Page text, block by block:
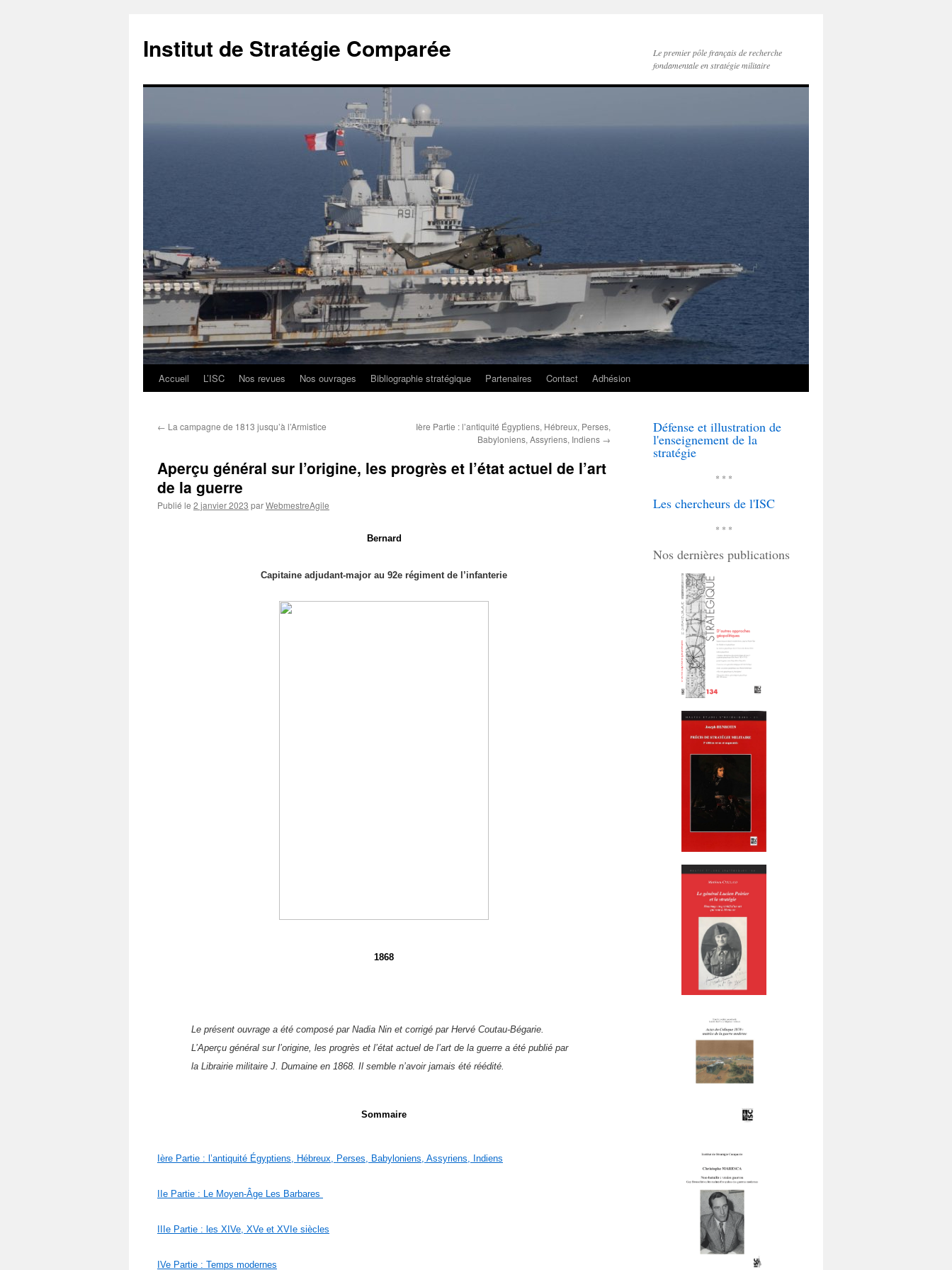
Institut de Stratégie Comparée
Le premier pôle français de recherche
fondamentale en stratégie militaire
Aller
contenu
Accueil L’ISC Nos revues Nos ouvrages Bibliographie stratégique Partenaires Contact Adhésion
← La campagne de 1813 jusqu’à l’Armistice
Ière Partie : l’antiquité Égyptiens, Hébreux, Perses,
Babyloniens, Assyriens, Indiens →
Aperçu général sur l’origine, les progrès et l’état actuel de l’art
de la guerre
Publié le 2 janvier 2023 parWebmestreAgile
Bernard
Capitaine adjudant-major au 92e régiment de l’infanterie
1868
Le présent ouvrage a été composé par Nadia Nin et corrigé par Hervé Coutau-Bégarie.
L’Aperçu général sur l’origine, les progrès et l’état actuel de l’art de la guerre a été publié par
la Librairie militaire J. Dumaine en 1868. Il semble n’avoir jamais été réédité.
Sommaire
Ière Partie : l’antiquité Égyptiens, Hébreux, Perses, Babyloniens, Assyriens, Indiens
IIe Partie : Le Moyen-Âge Les Barbares
IIIe Partie : les XIVe, XVe et XVIe siècles
IVe Partie : Temps modernes
Défense et illustration de
l'enseignement de la
stratégie
* * *
Les chercheurs de l'ISC
* * *
Nos dernières publications